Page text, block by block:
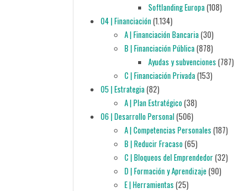
Softlanding Europa(108)
04 | Financiación(1.134)
A | Financiación Bancaria(30)
B | Financiación Pública(878)
Ayudas y subvenciones (787)
C | Financiación Privada(153)
05 | Estrategia(82)
A | Plan Estratégico(38)
06 | Desarrollo Personal(506)
A | Competencias Personales (187)
B | Reducir Fracaso(65)
C | Bloqueos del Emprendedor(32)
D | Formación y Aprendizaje (90)
E | Herramientas (25)